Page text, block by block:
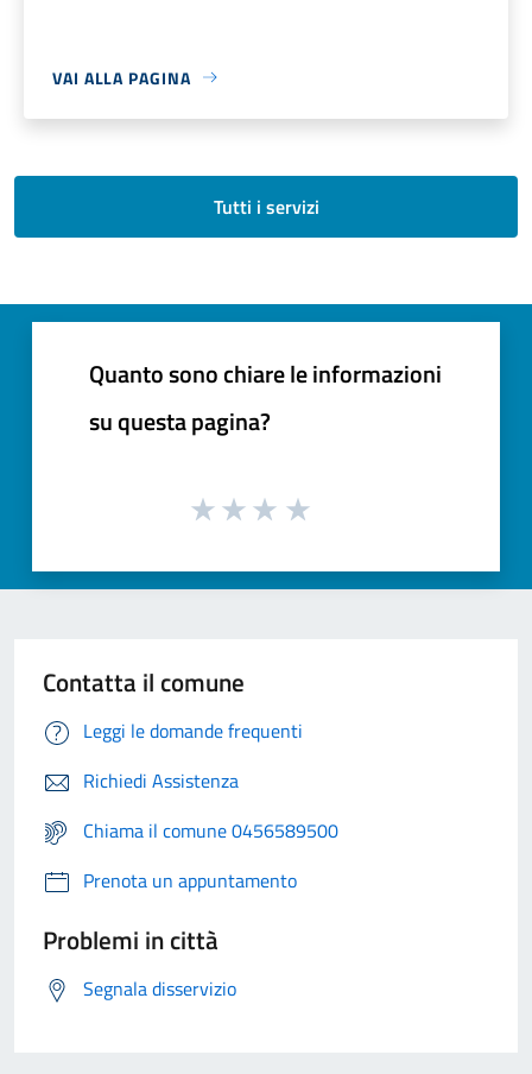
VAI ALLA PAGINA
Tutti i servizi
Quanto sono chiare le informazioni
su questa pagina?
Contatta il comune
Leggi le domande frequenti
Richiedi Assistenza
Chiama il comune 0456589500
Prenota un appuntamento
Problemi in città
Segnala disservizio